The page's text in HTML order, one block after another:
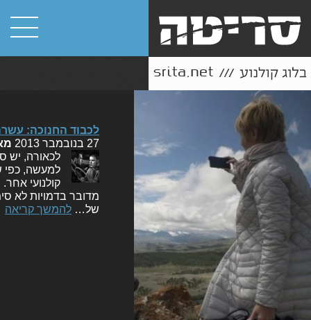
לכבוד החנוכה:
27 בנובמבר 2013
לכאורה, יש
למעשה, כפי
קולנועי
מדובר בדמויות לא
של… להמשך קריאה